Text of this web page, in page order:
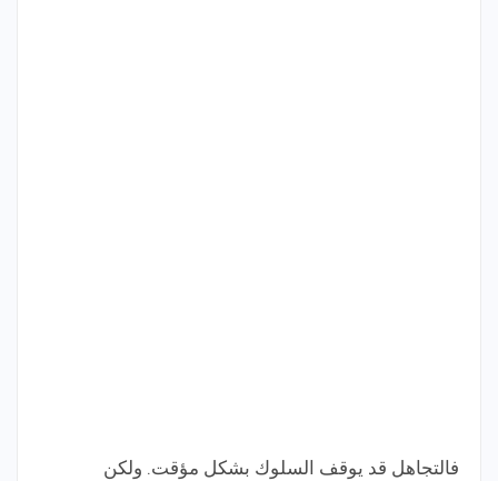
فالتجاهل قد يوقف السلوك بشكل مؤقت. ولكن